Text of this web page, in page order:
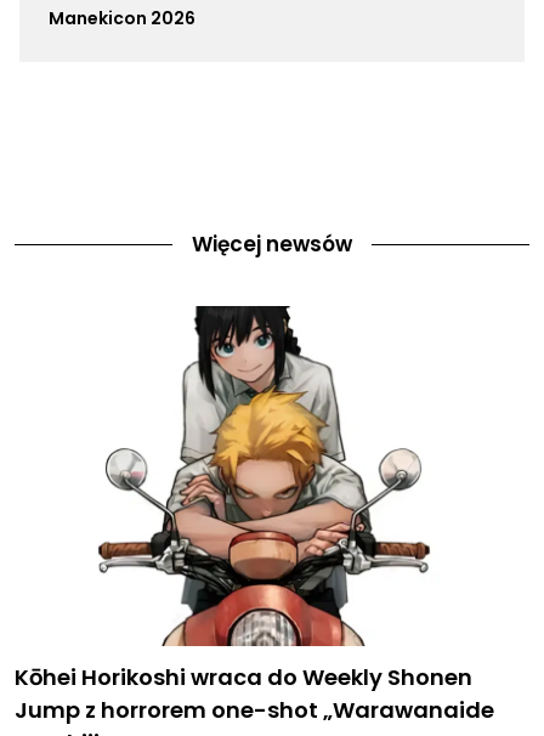
Manekicon 2026
Więcej newsów
Kōhei Horikoshi wraca do Weekly Shonen
Jump z horrorem one-shot „Warawanaide